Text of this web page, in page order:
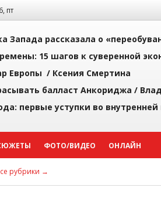
пт
Запада рассказала о
15 шагов к суверенной
Европы / Ксения Смертина
балласт Анкориджа /
первые уступки во
ФОТО/ВИДЕО ОНЛАЙН
рубрики →